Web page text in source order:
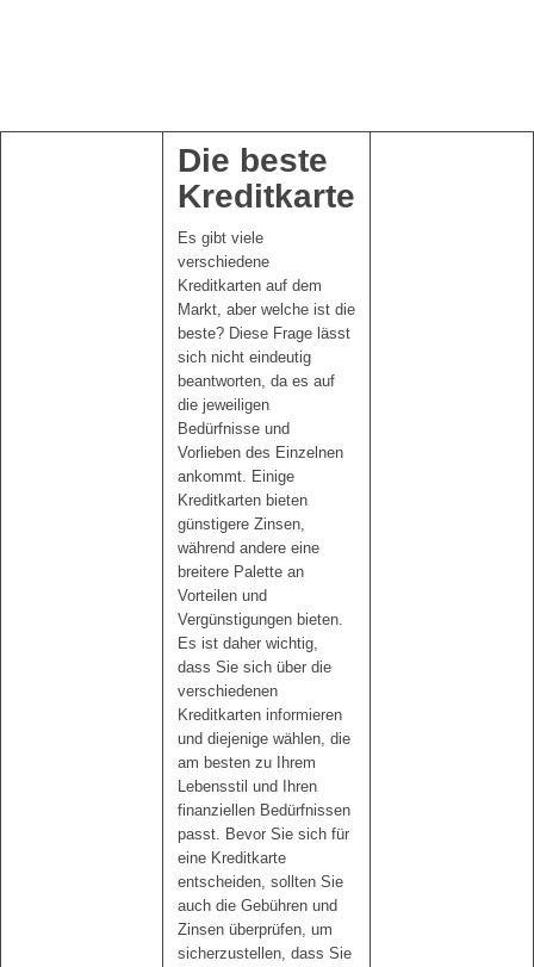
Die beste
Kreditkarte
Es gibt viele
verschiedene
Kreditkarten auf dem
Markt, aber welche ist die
beste? Diese Frage lässt
sich nicht eindeutig
beantworten, da es auf
die jeweiligen
Bedürfnisse und
Vorlieben des Einzelnen
ankommt. Einige
Kreditkarten bieten
günstigere Zinsen,
während andere eine
breitere Palette an
Vorteilen und
Vergünstigungen bieten.
Es ist daher wichtig,
dass Sie sich über die
verschiedenen
Kreditkarten informieren
und diejenige wählen, die
am besten zu Ihrem
Lebensstil und Ihren
finanziellen Bedürfnissen
passt. Bevor Sie sich für
eine Kreditkarte
entscheiden, sollten Sie
auch die Gebühren und
Zinsen überprüfen, um
sicherzustellen, dass Sie